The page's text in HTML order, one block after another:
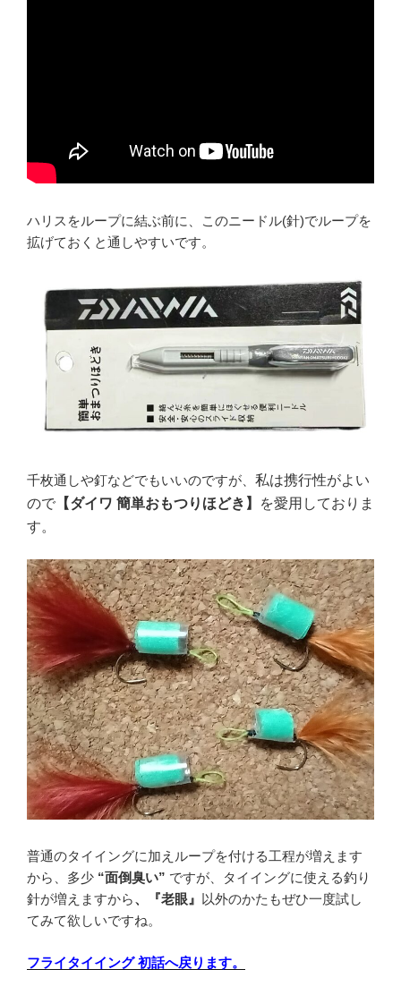
ハリスをループに結ぶ前に、このニードル(針)でループを
拡げておくと通しやすいです。
千枚通しや釘などでもいいのですが、 私は携行性がよい
ので 【ダイワ 簡単おもつりほどき】
を愛用しておりま
す。
普通のタイイングに加えループを付ける工程が増えます
から、多少 “面倒臭い” ですが、タイイングに使える釣り
針が増えますから、『老眼』 以外のかたもぜひ一度試し
てみて欲しいですね。
フライタイイング 初話へ戻ります。